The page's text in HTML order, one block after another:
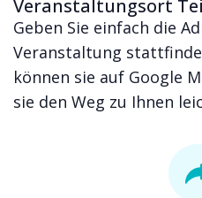
Veranstaltungsort
Geben Sie einfach die
Veranstaltung
können sie auf Google
sie den Weg zu Ihnen